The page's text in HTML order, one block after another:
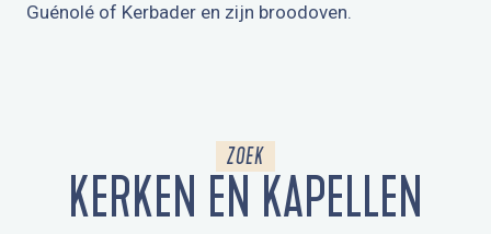
Guénolé of Kerbader en zijn broodoven.
ZOEK
KERKEN EN KAPELLEN